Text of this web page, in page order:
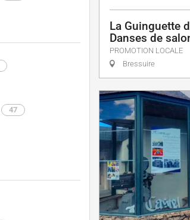
47
La Guinguette
Danses de
PROMOTION LOCALE
Bressuire